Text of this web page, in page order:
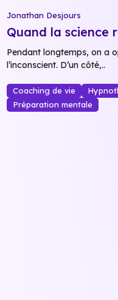
Jonathan Desjours
Quand la science
Pendant longtemps, on a
l’inconscient. D’un côté,..
Coaching de vie
Préparation mentale